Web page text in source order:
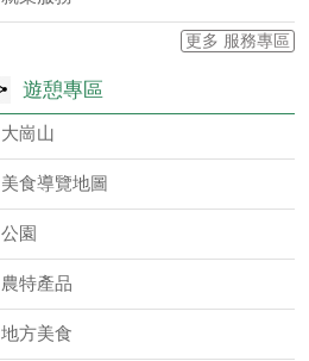
更多 服務專區
遊憩專區
大崗山
美食導覽地圖
公園
農特產品
地方美食